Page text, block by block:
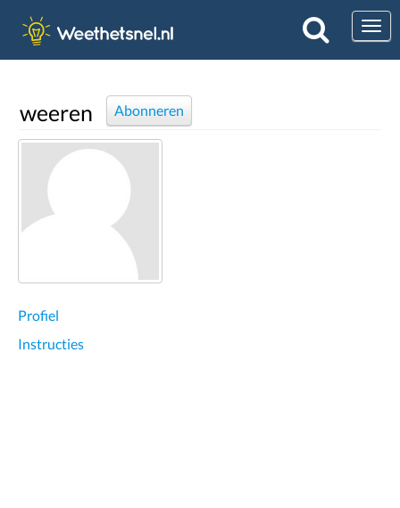
weeren Abonneren
Profiel
Instructies